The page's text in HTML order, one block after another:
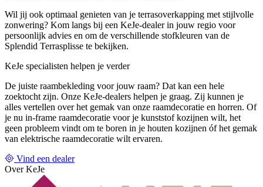
Wil jij ook optimaal genieten van je terrasoverkapping met stijlvolle
zonwering? Kom langs bij een KeJe-dealer in jouw regio voor
persoonlijk advies en om de verschillende stofkleuren van de
Splendid Terrasplisse te bekijken.
KeJe specialisten helpen je verder
De juiste raambekleding voor jouw raam? Dat kan een hele
zoektocht zijn. Onze KeJe-dealers helpen je graag. Zij kunnen je
alles vertellen over het gemak van onze raamdecoratie en horren. Of
je nu in-frame raamdecoratie voor je kunststof kozijnen wilt, het
geen probleem vindt om te boren in je houten kozijnen óf het gemak
van elektrische raamdecoratie wilt ervaren.
Vind een dealer
Over KeJe